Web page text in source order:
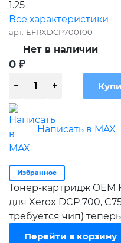
1.25
Все характеристики
арт. EFRXDCP700100
Нет в наличии
0 ₽
Написать в MAX
Избранное
Тонер-картридж OEM
для Xerox DCP 700,
требуется чип)
Перейти в корзину